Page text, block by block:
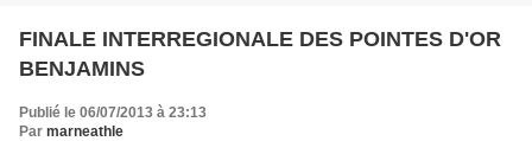
FINALE INTERREGIONALE DES POINTES D'OR
BENJAMINS
Publié le 06/07/2013 à 23:13
Par marneathle